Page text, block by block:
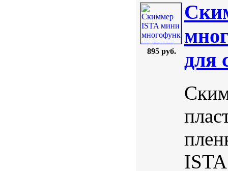
895 руб.
для